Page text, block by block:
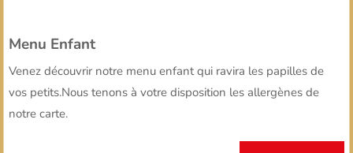
Menu Enfant
Venez découvrir notre menu enfant qui ravira les papilles de
vos petits.Nous tenons à votre disposition les allergènes de
notre carte.